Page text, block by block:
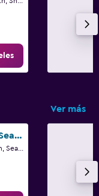
Ver más
Staybridge Suites Seattle - Fremont by IHG